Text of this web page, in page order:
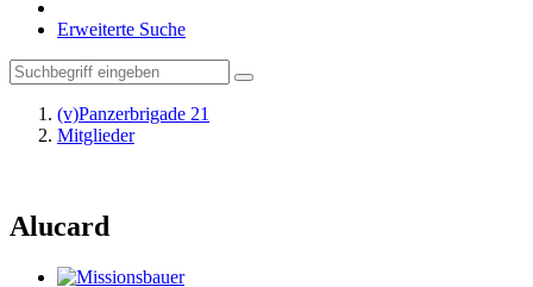
Erweiterte Suche
(v)Panzerbrigade 21
Mitglieder
Alucard